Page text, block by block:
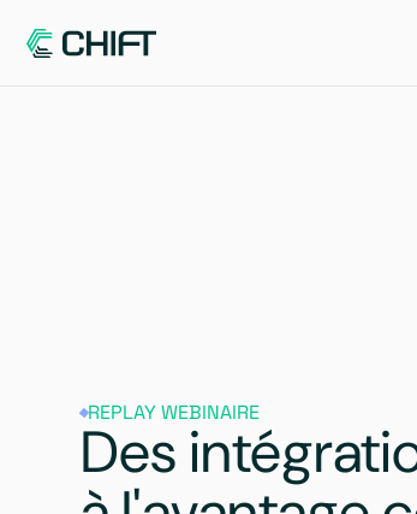
REPLAY WEBINAIRE
Des